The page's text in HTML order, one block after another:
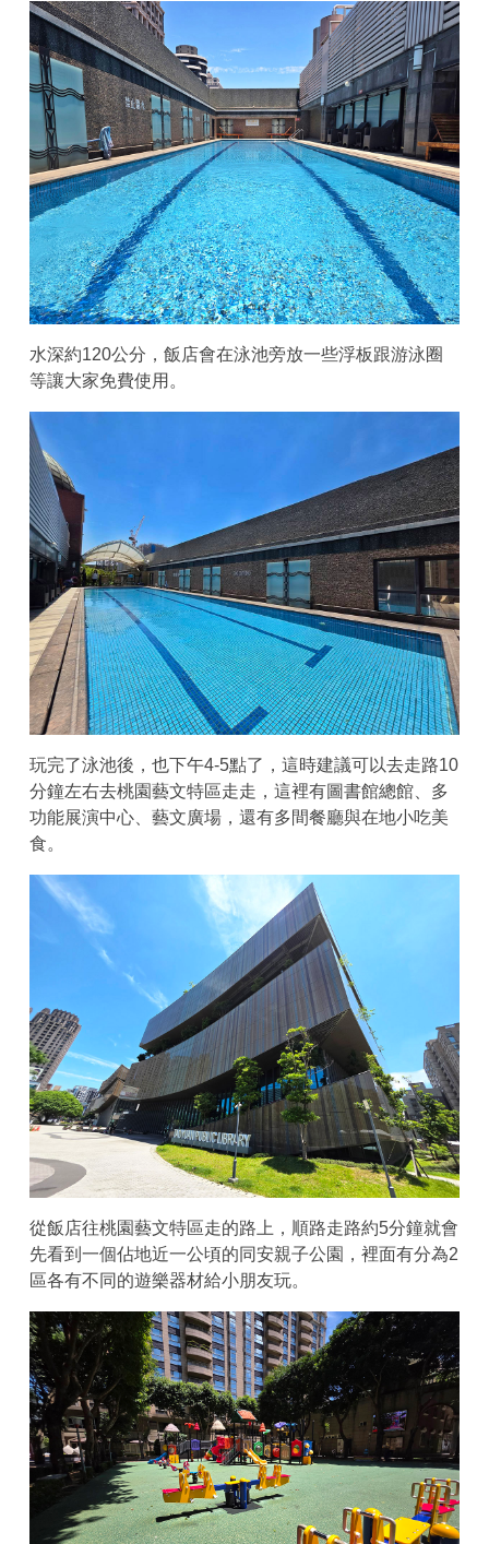
水深約120公分，飯店會在泳池旁放一些浮板跟游泳圈
等讓大家免費使用。
玩完了泳池後，也下午4-5點了，這時建議可以去走路10
分鐘左右去桃園藝文特區走走，這裡有圖書館總館、多
功能展演中心、藝文廣場，還有多間餐廳與在地小吃美
食。
從飯店往桃園藝文特區走的路上，順路走路約5分鐘就會
先看到一個佔地近一公頃的同安親子公園，裡面有分為2
區各有不同的遊樂器材給小朋友玩。